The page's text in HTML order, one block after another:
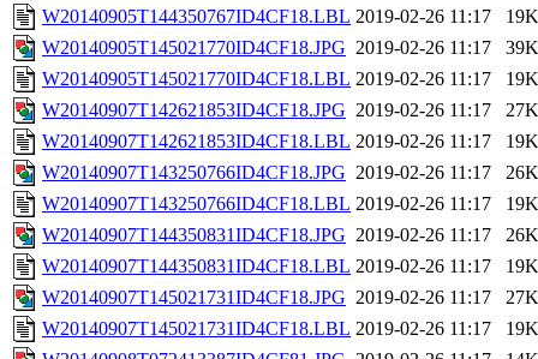
W20140905T144350767ID4CF18.LBL 2019-02-26 11:17
19K
W20140905T145021770ID4CF18.JPG 2019-02-26 11:17
39K
W20140905T145021770ID4CF18.LBL 2019-02-26 11:17
19K
W20140907T142621853ID4CF18.JPG 2019-02-26 11:17
27K
W20140907T142621853ID4CF18.LBL 2019-02-26 11:17
19K
W20140907T143250766ID4CF18.JPG 2019-02-26 11:17
26K
W20140907T143250766ID4CF18.LBL 2019-02-26 11:17
19K
W20140907T144350831ID4CF18.JPG 2019-02-26 11:17
26K
W20140907T144350831ID4CF18.LBL 2019-02-26 11:17
19K
W20140907T145021731ID4CF18.JPG 2019-02-26 11:17
27K
W20140907T145021731ID4CF18.LBL 2019-02-26 11:17
19K